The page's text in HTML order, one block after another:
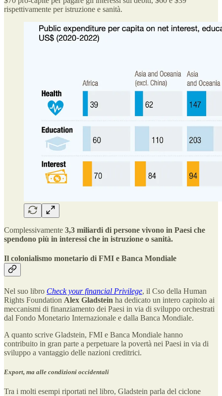
rispettivamente per istruzione e sanità.
Complessivamente 3,3 miliardi di persone vivono in Paesi che
spendono più in interessi che in istruzione o sanità.
Il colonialismo monetario di FMI e Banca Mondiale
Nel suo libro Check your financial Privilege, il Cso della Human
Rights Foundation Alex Gladstein ha dedicato un intero capitolo ai
meccanismi di finanziamento dei Paesi in via di sviluppo orchestrati
dal Fondo Monetario Internazionale e dalla Banca Mondiale.
A quanto scrive Gladstein, FMI e Banca Mondiale hanno
contribuito in gran parte a perpetuare la povertà nei Paesi in via di
sviluppo a vantaggio delle nazioni creditrici.
Export, ma alle condizioni occidentali
Tra i molti esempi riportati nel libro, Gladstein parla del ciclone